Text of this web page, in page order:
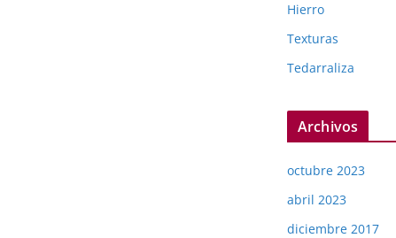
Hierro
Texturas
Tedarraliza
Archivos
octubre 2023
abril 2023
diciembre 2017